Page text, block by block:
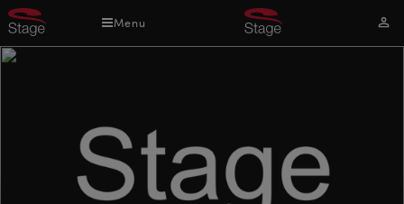
Overslaan
en
naar
Menu
Mijn